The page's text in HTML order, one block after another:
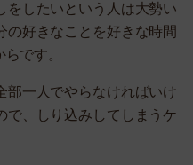
をしたいという人は大勢い
の好きなことを好きな時間
です。
部一人でやらなければいけ
で、しり込みしてしまうケ